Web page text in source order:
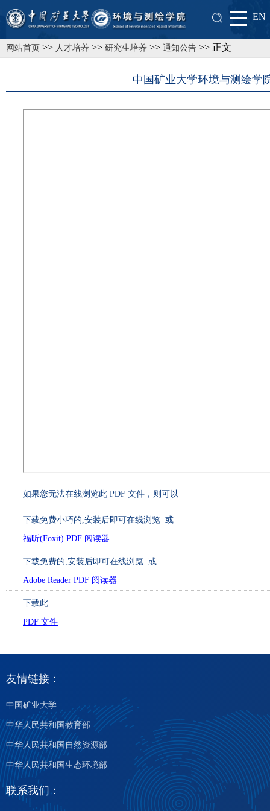
EN
网站首页 >> 人才培养 >> 研究生培养 >> 通知公告 >> 正文
中国矿业大学环境与测绘学
如果您无法在线浏览此 PDF 文件，则可以
下载免费小巧的
福昕(Foxit) PDF 阅读器
,安装后即可在线浏览 或
下载免费的
Adobe Reader PDF 阅读器
,安装后即可在线浏览 或
下载此
PDF 文件
友情链接：
中国矿业大学
中华人民共和国教育部
中华人民共和国自然资源部
中华人民共和国生态环境部
联系我们：